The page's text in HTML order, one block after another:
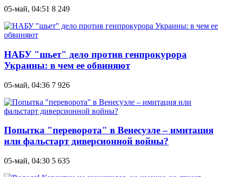
05-май, 04:51 8 249
НАБУ "шьет" дело против генпрокурора
Украины: в чем ее обвиняют
05-май, 04:36 7 926
Попытка "переворота" в Венесуэле – имитация
или фальстарт диверсионной войны?
05-май, 04:30 5 635